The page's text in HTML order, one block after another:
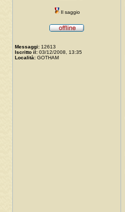
Il saggio
Messaggi: 12613
Iscritto il: 03/12/2008, 13:35
Località: GOTHAM